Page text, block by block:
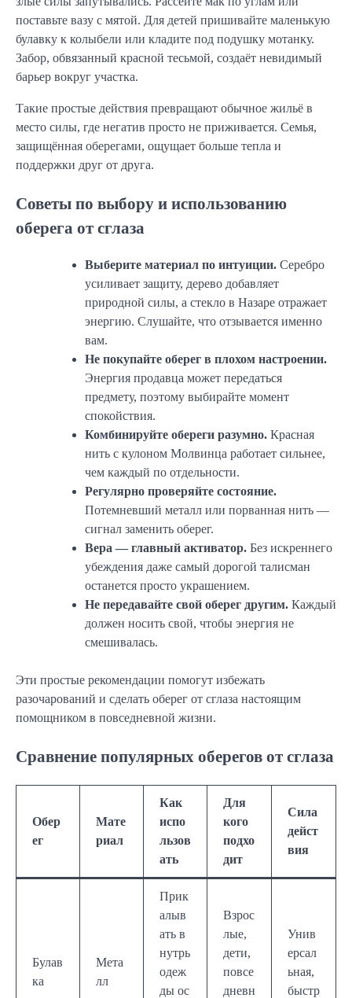
поставьте вазу с мятой. Для детей пришивайте маленькую
булавку к колыбели или кладите под подушку мотанку.
Забор, обвязанный красной тесьмой, создаёт невидимый
барьер вокруг участка.
Такие простые действия превращают обычное жильё в
место силы, где негатив просто не приживается. Семья,
защищённая оберегами, ощущает больше тепла и
поддержки друг от друга.
Советы по выбору и использованию
оберега от сглаза
Выберите материал по интуиции. Серебро
усиливает защиту, дерево добавляет
природной силы, а стекло в Назаре отражает
энергию. Слушайте, что отзывается именно
вам.
Не покупайте оберег в плохом настроении.
Энергия продавца может передаться
предмету, поэтому выбирайте момент
спокойствия.
Комбинируйте обереги разумно. Красная
нить с кулоном Молвинца работает сильнее,
чем каждый по отдельности.
Регулярно проверяйте состояние.
Потемневший металл или порванная нить —
сигнал заменить оберег.
Вера — главный активатор. Без искреннего
убеждения даже самый дорогой талисман
останется просто украшением.
Не передавайте свой оберег другим. Каждый
должен носить свой, чтобы энергия не
смешивалась.
Эти простые рекомендации помогут избежать
разочарований и сделать оберег от сглаза настоящим
помощником в повседневной жизни.
Сравнение популярных оберегов от сглаза
Обер
ег
Мате
риал
Как
испо
льзов
ать
Для
кого
подхо
дит
Сила
дейст
вия
Булав
ка
Мета
лл
Прик
алыв
ать в
нутрь
одеж
ды ос
Взрос
лые,
дети,
повсе
дневн
Унив
ерсал
ьная,
быстр